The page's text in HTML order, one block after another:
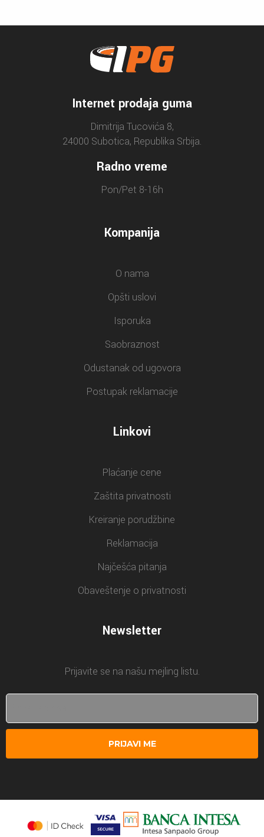
Internet prodaja guma
Dimitrija Tucovića 8,
24000 Subotica, Republika Srbija.
Radno vreme
Pon/Pet 8-16h
Kompanija
O nama
Opšti uslovi
Isporuka
Saobraznost
Odustanak od ugovora
Postupak reklamacije
Linkovi
Plaćanje cene
Zaštita privatnosti
Kreiranje porudžbine
Reklamacija
Najčešća pitanja
Obaveštenje o privatnosti
Newsletter
Prijavite se na našu mejling listu.
PRIJAVI ME